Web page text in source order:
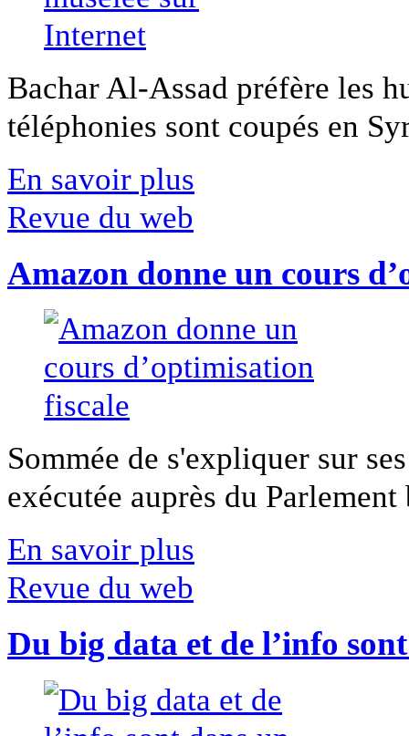
Bachar Al-Assad préfère les
téléphonies sont coupés en
En savoir plus
Revue du web
Amazon donne un cours
Sommée de s'expliquer sur
exécutée auprès du
En savoir plus
Revue du web
Du big data et de l’info